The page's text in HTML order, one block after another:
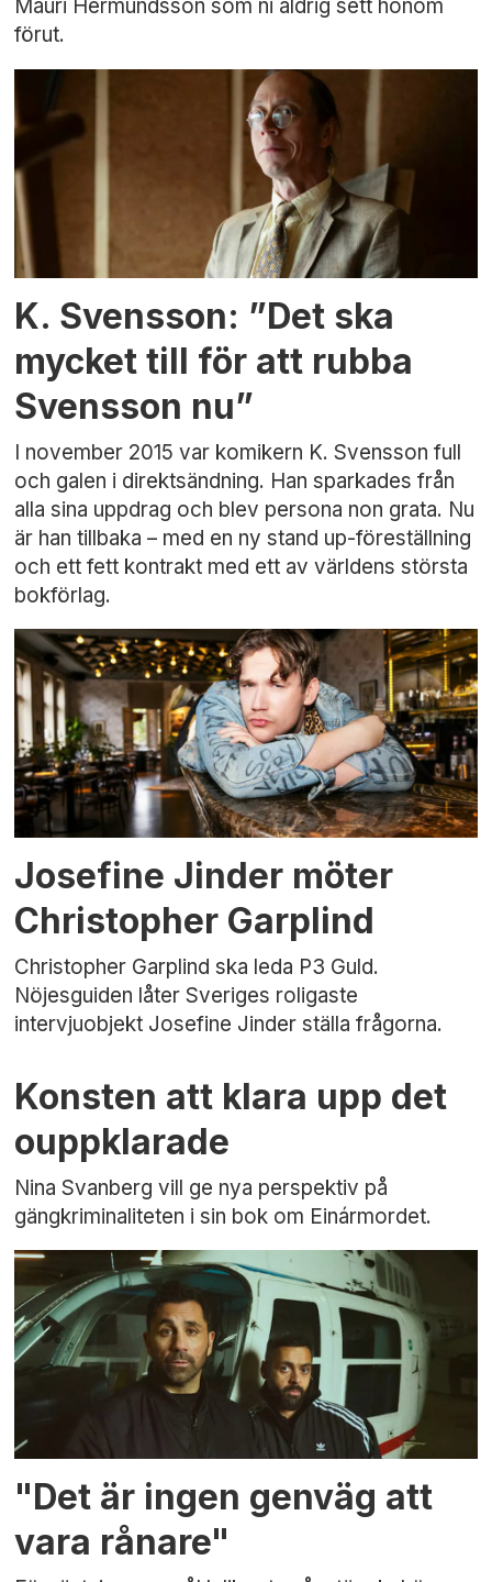
Mauri Hermundsson som ni aldrig sett honom
förut.
K. Svensson: ”Det ska
mycket till för att rubba
Svensson nu”
I november 2015 var komikern K. Svensson full
och galen i direktsändning. Han sparkades från
alla sina uppdrag och blev persona non grata. Nu
är han tillbaka – med en ny stand up-föreställning
och ett fett kontrakt med ett av världens största
bokförlag.
Josefine Jinder möter
Christopher Garplind
Christopher Garplind ska leda P3 Guld.
Nöjesguiden låter Sveriges roligaste
intervjuobjekt Josefine Jinder ställa frågorna.
Konsten att klara upp det
ouppklarade
Nina Svanberg vill ge nya perspektiv på
gängkriminaliteten i sin bok om Einármordet.
"Det är ingen genväg att
vara rånare"